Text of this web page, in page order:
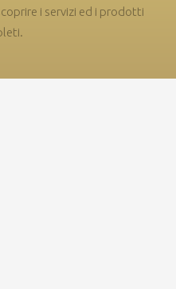
i servizi ed i prodotti